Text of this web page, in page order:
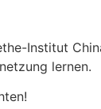
Institut
lernen.